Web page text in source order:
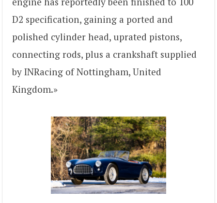
D2 specification, gaining a ported and
polished cylinder head, uprated pistons,
connecting rods, plus a crankshaft supplied
by INRacing of Nottingham, United
Kingdom.»